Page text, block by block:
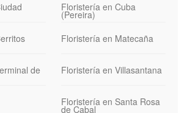
Floristería en Cuba
(Pereira)
Floristería en Matecaña
de Floristería en Villasantana
Floristería en Santa Rosa
de Cabal